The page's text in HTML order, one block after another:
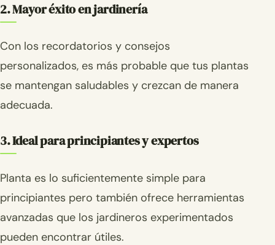
2. Mayor éxito en jardinería
Con los recordatorios y consejos
personalizados, es más probable que tus plantas
se mantengan saludables y crezcan de manera
adecuada.
3. Ideal para principiantes y expertos
Planta es lo suficientemente simple para
principiantes pero también ofrece herramientas
avanzadas que los jardineros experimentados
pueden encontrar útiles.